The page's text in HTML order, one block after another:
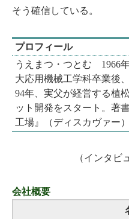
そう確信している。
プロフィール
うえまつ・つとむ 1966
大応用機械工学科卒業後
94年、実父が経営する植
ット開発をスタート。著
工場』（ディスカヴァー
（インタビ
会社概要